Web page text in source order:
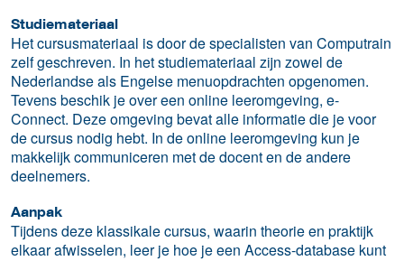
Studiemateriaal
Het cursusmateriaal is door de specialisten van Computrain
zelf geschreven. In het studiemateriaal zijn zowel de
Nederlandse als Engelse menuopdrachten opgenomen.
Tevens beschik je over een online leeromgeving, e-
Connect. Deze omgeving bevat alle informatie die je voor
de cursus nodig hebt. In de online leeromgeving kun je
makkelijk communiceren met de docent en de andere
deelnemers.
Aanpak
Tijdens deze klassikale cursus, waarin theorie en praktijk
elkaar afwisselen, leer je hoe je een Access-database kunt